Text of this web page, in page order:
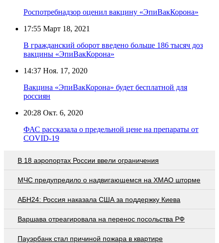
Роспотребнадзор оценил вакцину «ЭпиВакКорона»
17:55 Март 18, 2021
В гражданский оборот введено больше 186 тысяч доз
вакцины «ЭпиВакКорона»
14:37 Ноя. 17, 2020
Вакцина «ЭпиВакКорона» будет бесплатной для
россиян
20:28 Окт. 6, 2020
ФАС рассказала о предельной цене на препараты от
COVID-19
В 18 аэропортах России ввели ограничения
МЧС предупредило о надвигающемся на ХМАО шторме
АБН24: Россия наказала США за поддержку Киева
Варшава отреагировала на перенос посольства РФ
Пауэрбанк стал причиной пожара в квартире